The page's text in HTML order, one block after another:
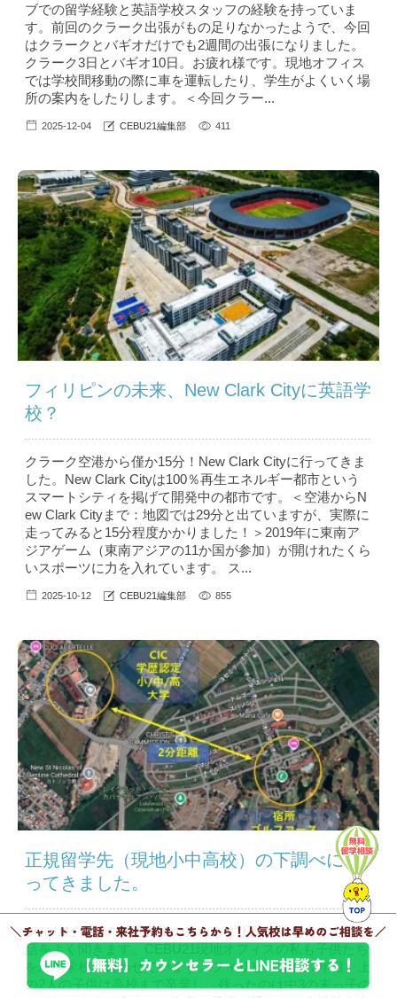
ブでの留学経験と英語学校スタッフの経験を持っていま
す。前回のクラーク出張がもの足りなかったようで、今回
はクラークとバギオだけでも2週間の出張になりました。
クラーク3日とバギオ10日。お疲れ様です。現地オフィス
では学校間移動の際に車を運転したり、学生がよくいく場
所の案内をしたりします。＜今回クラー...
2025-12-04 CEBU21編集部 411
フィリピンの未来、New Clark Cityに英語学
校？
クラーク空港から僅か15分！New Clark Cityに行ってきま
した。New Clark Cityは100％再生エネルギー都市という
スマートシティを掲げて開発中の都市です。＜空港からN
ew Clark Cityまで：地図では29分と出ていますが、実際に
走ってみると15分程度かかりました！＞2019年に東南ア
ジアゲーム（東南アジアの11か国が参加）が開けれたくら
いスポーツに力を入れています。 ス...
2025-10-12 CEBU21編集部 855
正規留学先（現地小中高校）の下調べに行
ってきました。
フィリピンへの英語留学のみならず正規留学を考えている
話をよく聞きます。CEBU21現地オフィスの私も子供たち
を現地学校に通わせています。フィリピン滞在13年目、上
の2人の子供は高校まで卒業し、残ったのは中3の末っ子の